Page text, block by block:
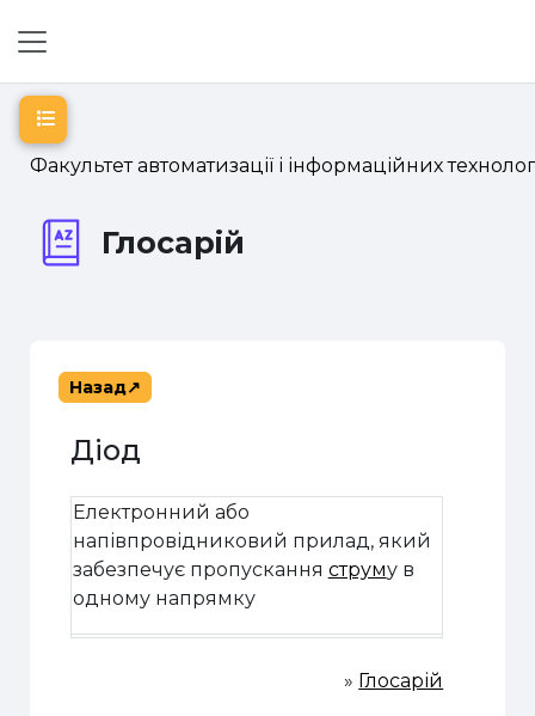
Факультет автоматизації і інформаційних
Глосарій
Відкритий покажчик курсу
Назад
Діод
Електронний або
напівпровідниковий прилад, який
забезпечує пропускання струму в
одному напрямку
» Глосарій